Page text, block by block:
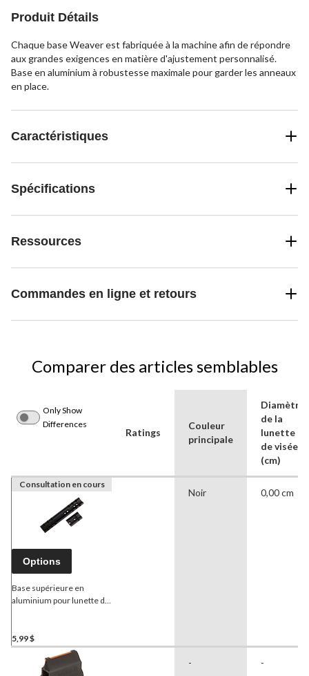
Produit Détails
Chaque base Weaver est fabriquée à la machine afin de répondre
aux grandes exigences en matière d'ajustement personnalisé.
Base en aluminium à robustesse maximale pour garder les anneaux
en place.
Caractéristiques
Spécifications
Ressources
Commandes en ligne et retours
Comparer des articles semblables
Only Show
Differences
Ratings
Couleur
principale
Diamètre
de la
lunette
de visée
(cm)
Consultation en cours
Options
Base supérieure en
aluminium pour lunette de
5,99 $
Noir 0,00 cm
- -